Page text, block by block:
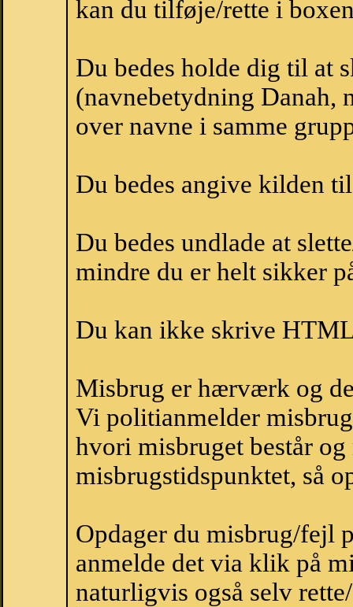
kan du tilføje/rette i
Du bedes holde dig til at
(navnebetydning Danah,
over navne i samme
Du bedes angive kilden
Du bedes undlade at
mindre du er helt sikker
Du kan ikke skrive
Misbrug er hærværk og
Vi politianmelder
hvori misbruget består
misbrugstidspunktet, så
Opdager du misbrug/fejl
anmelde det via klik på
naturligvis også selv